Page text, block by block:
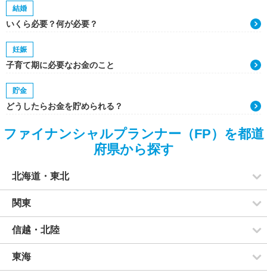
結婚
いくら必要？何が必要？
妊娠
子育て期に必要なお金のこと
貯金
どうしたらお金を貯められる？
ファイナンシャルプランナー（FP）を都道
府県から探す
北海道・東北
関東
信越・北陸
東海